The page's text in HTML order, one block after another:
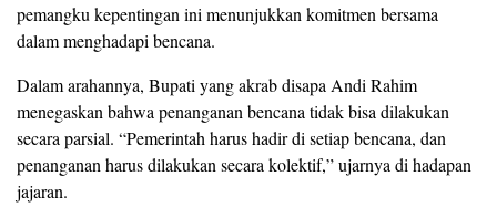
pemangku kepentingan ini menunjukkan komitmen bersama
dalam menghadapi bencana.
Dalam arahannya, Bupati yang akrab disapa Andi Rahim
menegaskan bahwa penanganan bencana tidak bisa dilakukan
secara parsial. “Pemerintah harus hadir di setiap bencana, dan
penanganan harus dilakukan secara kolektif,” ujarnya di hadapan
jajaran.